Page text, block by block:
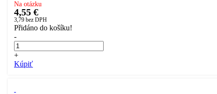
Na otázku
4,55 €
3,79 bez DPH
Přidáno do košíku!
-
+
Kúpiť